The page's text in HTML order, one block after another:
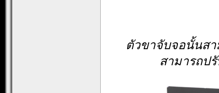
ตัวขาจับจอนั้นสา
สามารถป